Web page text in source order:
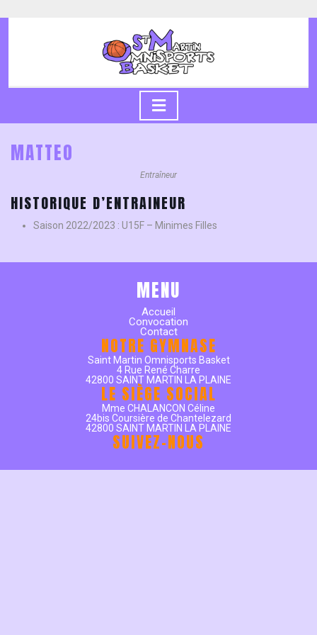
to
MATTEO
Entraîneur
HISTORIQUE D’ENTRAINEUR
Saison 2022/2023 : U15F – Minimes Filles
MENU
Accueil
Convocation
Contact
NOTRE GYMNASE
Saint Martin Omnisports Basket
4 Rue René Charre
42800 SAINT MARTIN LA PLAINE
LE SIÈGE SOCIAL
Mme CHALANCON Céline
24bis Coursière de Chantelezard
42800 SAINT MARTIN LA PLAINE
SUIVEZ-NOUS